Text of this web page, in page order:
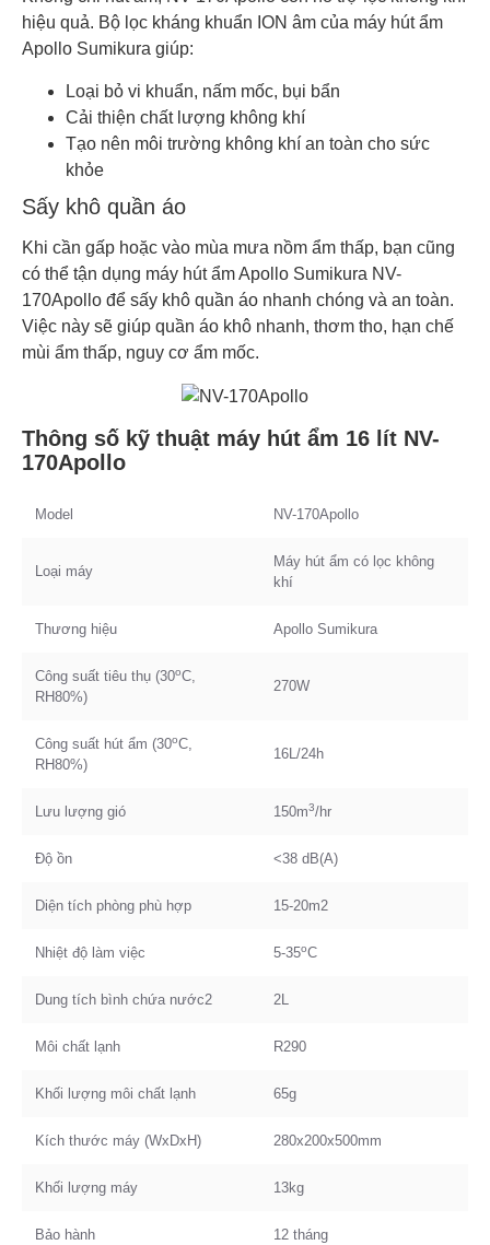
hiệu quả. Bộ lọc kháng khuẩn ION âm của máy hút ẩm
Apollo Sumikura giúp:
Loại bỏ vi khuẩn, nấm mốc, bụi bẩn
Cải thiện chất lượng không khí
Tạo nên môi trường không khí an toàn cho sức
khỏe
Sấy khô quần áo
Khi cần gấp hoặc vào mùa mưa nồm ẩm thấp, bạn cũng
có thể tận dụng máy hút ẩm Apollo Sumikura NV-
170Apollo để sấy khô quần áo nhanh chóng và an toàn.
Việc này sẽ giúp quần áo khô nhanh, thơm tho, hạn chế
mùi ẩm thấp, nguy cơ ẩm mốc.
Thông số kỹ thuật máy hút ẩm 16 lít NV-
170Apollo
Model NV-170Apollo
Loại máy
Máy hút ẩm có lọc không
khí
Thương hiệu Apollo Sumikura
Công suất tiêu thụ (30oC,
RH80%)
270W
Công suất hút ẩm (30oC,
RH80%)
16L/24h
Lưu lượng gió 150m3/hr
Độ ồn <38 dB(A)
Diện tích phòng phù hợp 15-20m2
Nhiệt độ làm việc 5-35oC
Dung tích bình chứa nước2 2L
Môi chất lạnh R290
Khối lượng môi chất lạnh 65g
Kích thước máy (WxDxH) 280x200x500mm
Khối lượng máy 13kg
Bảo hành 12 tháng